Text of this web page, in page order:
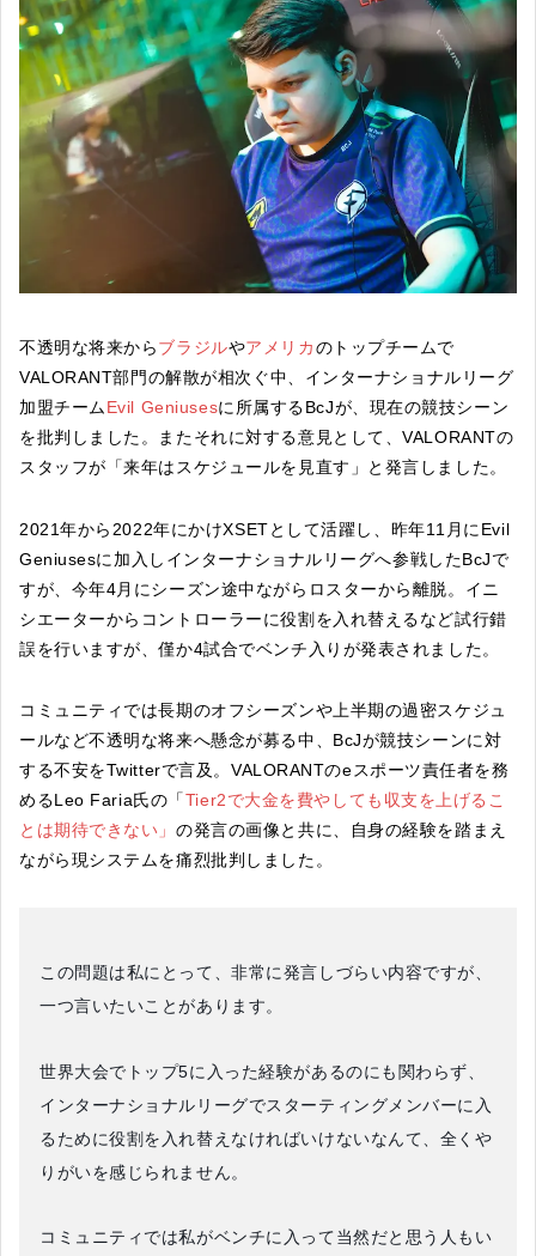
不透明な将来からブラジルやアメリカのトップチームで
VALORANT部門の解散が相次ぐ中、インターナショナルリーグ
加盟チームEvil Geniusesに所属するBcJが、現在の競技シーン
を批判しました。またそれに対する意見として、VALORANTの
スタッフが「来年はスケジュールを見直す」と発言しました。
2021年から2022年にかけXSETとして活躍し、昨年11月にEvil
Geniusesに加入しインターナショナルリーグへ参戦したBcJで
すが、今年4月にシーズン途中ながらロスターから離脱。イニ
シエーターからコントローラーに役割を入れ替えるなど試行錯
誤を行いますが、僅か4試合でベンチ入りが発表されました。
コミュニティでは長期のオフシーズンや上半期の過密スケジュ
ールなど不透明な将来へ懸念が募る中、BcJが競技シーンに対
する不安をTwitterで言及。VALORANTのeスポーツ責任者を務
めるLeo Faria氏の「Tier2で大金を費やしても収支を上げるこ
とは期待できない」の発言の画像と共に、自身の経験を踏まえ
ながら現システムを痛烈批判しました。
この問題は私にとって、非常に発言しづらい内容ですが、
一つ言いたいことがあります。
世界大会でトップ5に入った経験があるのにも関わらず、
インターナショナルリーグでスターティングメンバーに入
るために役割を入れ替えなければいけないなんて、全くや
りがいを感じられません。
コミュニティでは私がベンチに入って当然だと思う人もい